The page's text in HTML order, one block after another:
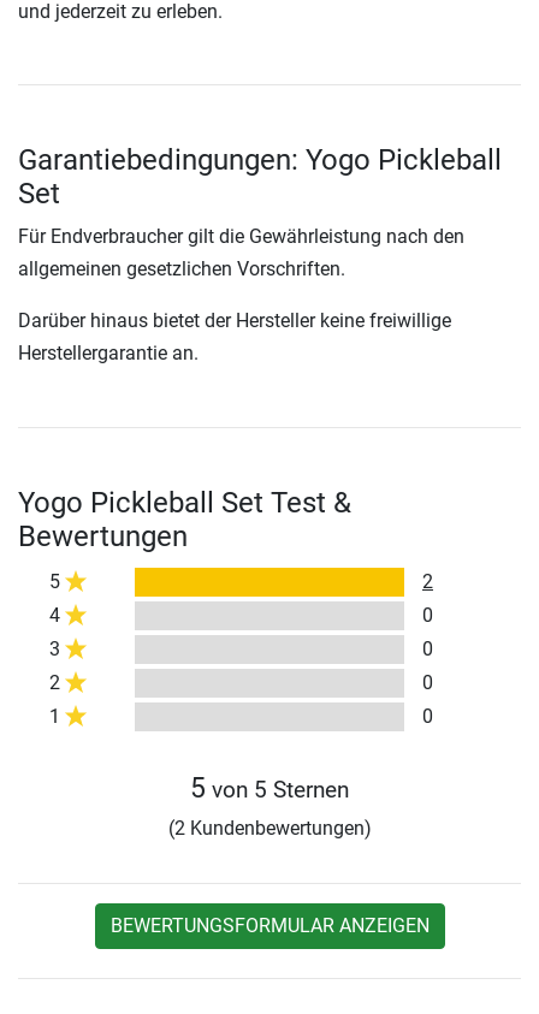
und jederzeit zu erleben.
Garantiebedingungen: Yogo Pickleball
Set
Für Endverbraucher gilt die Gewährleistung nach den
allgemeinen gesetzlichen Vorschriften.
Darüber hinaus bietet der Hersteller keine freiwillige
Herstellergarantie an.
Yogo Pickleball Set Test &
Bewertungen
5
2
4
0
3
0
2
0
1
0
5 von 5 Sternen
(2 Kundenbewertungen)
BEWERTUNGSFORMULAR ANZEIGEN